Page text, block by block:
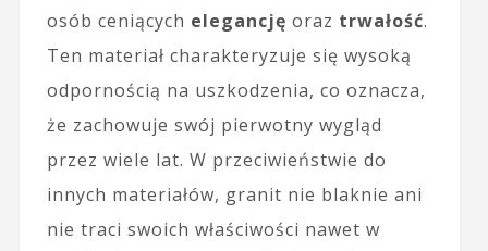
osób ceniących elegancję oraz trwałość.
Ten materiał charakteryzuje się wysoką
odpornością na uszkodzenia, co oznacza,
że zachowuje swój pierwotny wygląd
przez wiele lat. W przeciwieństwie do
innych materiałów, granit nie blaknie ani
nie traci swoich właściwości nawet w